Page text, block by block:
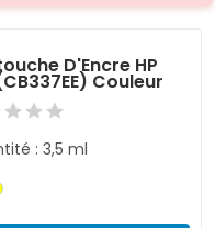
D'Encre HP
Couleur
: 3,5 ml